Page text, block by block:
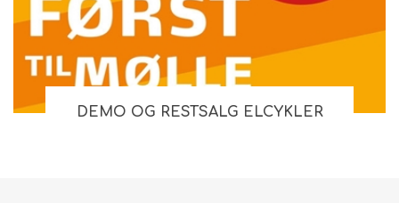
DEMO OG RESTSALG ELCYKLER